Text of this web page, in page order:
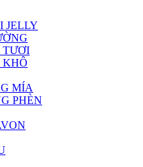
JELLY
TƯƠI
KHÔ
MÍA
PHÈN